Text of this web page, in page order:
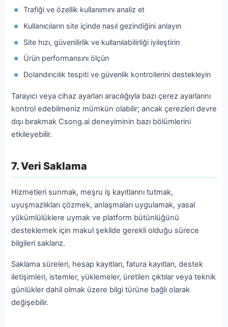
Trafiği ve özellik kullanımını analiz et
Kullanıcıların site içinde nasıl gezindiğini anlayın
Site hızı, güvenilirlik ve kullanılabilirliği iyileştirin
Ürün performansını ölçün
Dolandırıcılık tespiti ve güvenlik kontrollerini destekleyin
Tarayıcı veya cihaz ayarları aracılığıyla bazı çerez ayarlarını
kontrol edebilmeniz mümkün olabilir; ancak çerezleri devre
dışı bırakmak Csong.ai deneyiminin bazı bölümlerini
etkileyebilir.
7. Veri Saklama
Hizmetleri sunmak, meşru iş kayıtlarını tutmak,
uyuşmazlıkları çözmek, anlaşmaları uygulamak, yasal
yükümlülüklere uymak ve platform bütünlüğünü
desteklemek için makul şekilde gerekli olduğu sürece
bilgileri saklarız.
Saklama süreleri, hesap kayıtları, fatura kayıtları, destek
iletişimleri, istemler, yüklemeler, üretilen çıktılar veya teknik
günlükler dahil olmak üzere bilgi türüne bağlı olarak
değişebilir.